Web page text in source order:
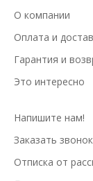
О компании
Оплата и
Гарантия и
Это интересно
Напишите нам!
Заказать звонок
Отписка от